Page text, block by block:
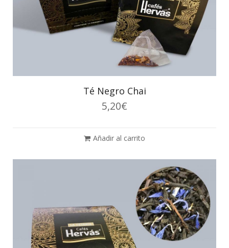
Té Negro Chai
5,20€
Añadir al carrito